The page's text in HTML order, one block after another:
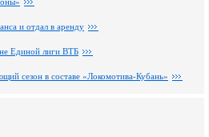
и отдал в аренду
Единой лиги ВТБ
сезон в составе «Локомотива-Кубань»